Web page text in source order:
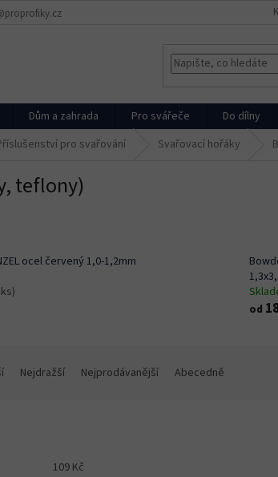
Dům a zahrada Pro svářeče Do dílny
pro svařování Svařovací hořáky
teflony)
ocel červený 1,0-1,2mm
od
Nejdražší Nejprodávanější Abecedně
109 Kč